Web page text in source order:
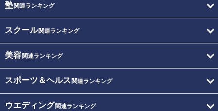
塾関連ランキング
スクール関連ランキング
美容関連ランキング
スポーツ＆ヘルス 関連ランキング
ウエディング関連ランキング